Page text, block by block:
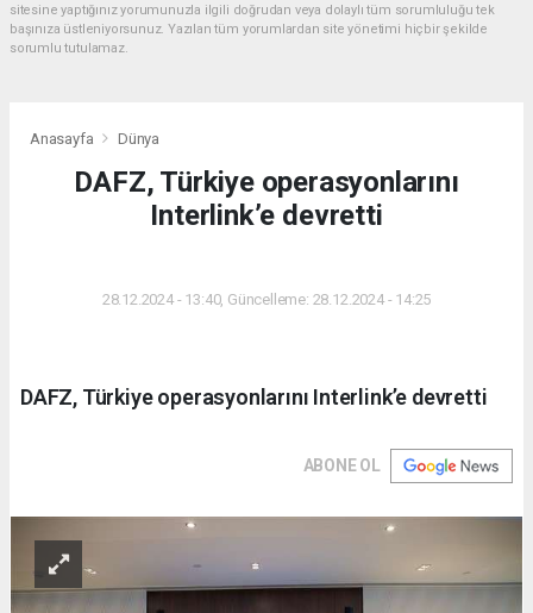
sitesine yaptığınız yorumunuzla ilgili doğrudan veya dolaylı tüm sorumluluğu tek
başınıza üstleniyorsunuz. Yazılan tüm yorumlardan site yönetimi hiçbir şekilde
sorumlu tutulamaz.
Anasayfa Dünya
DAFZ, Türkiye operasyonlarını
Interlink’e devretti
28.12.2024 - 13:40, Güncelleme: 28.12.2024 - 14:25
DAFZ, Türkiye operasyonlarını Interlink’e devretti
ABONE OL